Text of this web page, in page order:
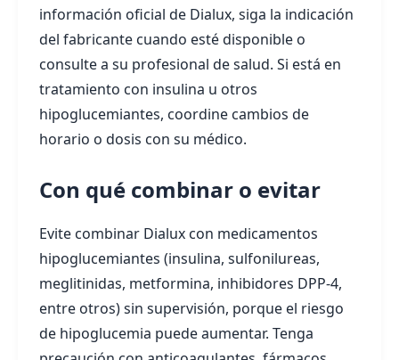
información oficial de Dialux, siga la indicación
del fabricante cuando esté disponible o
consulte a su profesional de salud. Si está en
tratamiento con insulina u otros
hipoglucemiantes, coordine cambios de
horario o dosis con su médico.
Con qué combinar o evitar
Evite combinar Dialux con medicamentos
hipoglucemiantes (insulina, sulfonilureas,
meglitinidas, metformina, inhibidores DPP‑4,
entre otros) sin supervisión, porque el riesgo
de hipoglucemia puede aumentar. Tenga